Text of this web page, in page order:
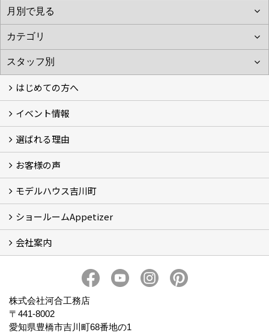
はじめての方へ
フォトギャラリー
性能について
自然素材のお家
オーナー様のおうち訪問
イベント情報
イベント情報
選ばれる理由
5つのやさしさ宣言
3つのプロ宣言
お家づくりスケジュール
お客様の声
お客様の声
モデルハウス吉川町
吉川町モデルハウス
ショールームAppetizer
Appetizer(ショールーム)
Appetizer(レンタルスペース)
会社案内
社長 河合智之の想い
求人情報 Recruit
株式会社河合工務店
〒441-8002
愛知県豊橋市吉川町68番地の1